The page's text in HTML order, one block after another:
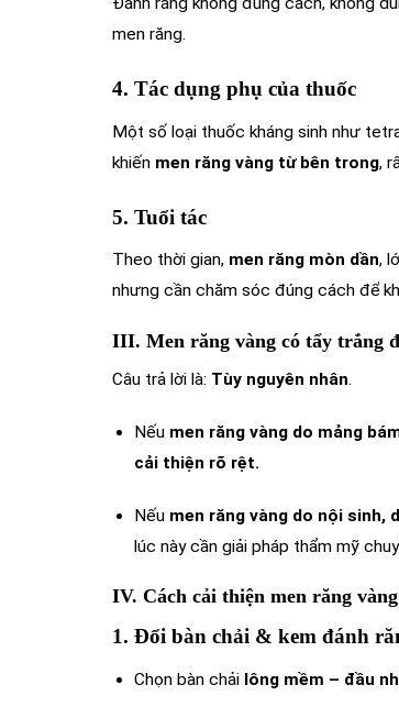
men răng.
4. Tác dụng phụ của thuốc
Một số loại thuốc kháng sinh như
khiến men răng vàng từ bên trong,
5. Tuổi tác
Theo thời gian, men răng mòn dần,
nhưng cần chăm sóc đúng cách để
III. Men răng vàng có tẩy trắng
Câu trả lời là: Tùy nguyên nhân.
Nếu men răng vàng do mảng
cải thiện rõ rệt.
Nếu men răng vàng do nội sinh,
lúc này cần giải pháp thẩm mỹ
IV. Cách cải thiện men răng
1. Đổi bàn chải & kem đánh
Chọn bàn chải lông mềm – đầu